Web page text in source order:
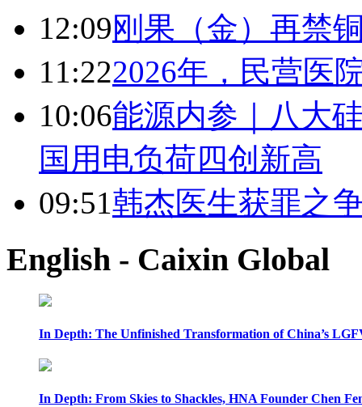
12:09刚果（金）再禁
11:222026年，民营医
10:06能源内参｜八大
国用电负荷四创新高
09:51韩杰医生获罪之
English - Caixin Global
In Depth: The Unfinished Transformation of China’s
In Depth: From Skies to Shackles, HNA Founder Chen